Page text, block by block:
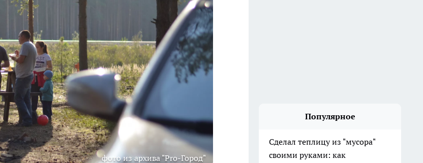
фото из архива "Pro-Город"
Популярное
Сделал теплицу из "мусора"
своими руками: как